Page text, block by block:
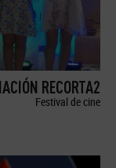
RECORTA2
Festival de cine